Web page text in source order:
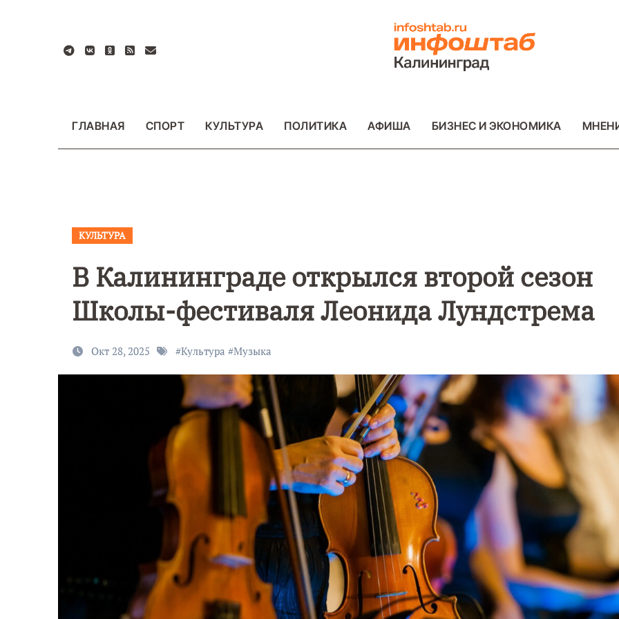
содержанию
ГЛАВНАЯ СПОРТ КУЛЬТУРА ПОЛИТИКА АФИША БИЗНЕС И ЭКОНОМИКА
КУЛЬТУРА
В Калининграде открылся второй сезон
Школы-фестиваля Леонида Лундстрема
Окт 28, 2025 #Культура #Музыка
9 Мая — День
Победы!
Уникальное
северное
сияние
запечатлели
над Балтикой
как
после